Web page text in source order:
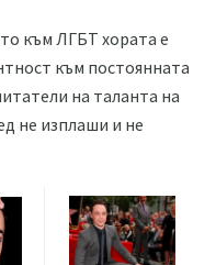
към ЛГБТ хората е
към постоянната
на таланта на
не изплаши и не